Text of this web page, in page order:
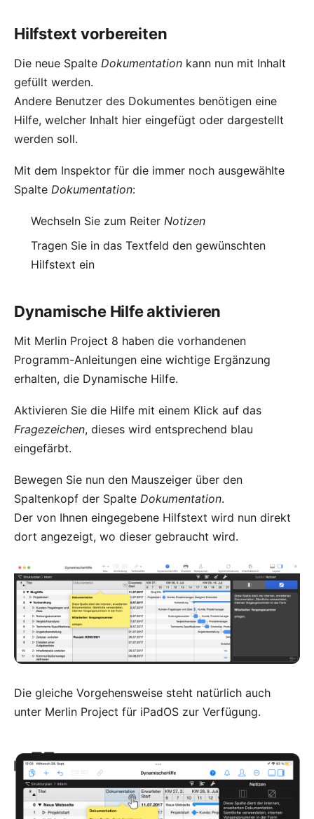
Hilfstext vorbereiten
Die neue Spalte Dokumentation kann nun mit Inhalt
gefüllt werden.
Andere Benutzer des Dokumentes benötigen eine
Hilfe, welcher Inhalt hier eingefügt oder dargestellt
werden soll.
Mit dem Inspektor für die immer noch ausgewählte
Spalte Dokumentation:
Wechseln Sie zum Reiter Notizen
Tragen Sie in das Textfeld den gewünschten
Hilfstext ein
Dynamische Hilfe aktivieren
Mit Merlin Project 8 haben die vorhandenen
Programm-Anleitungen eine wichtige Ergänzung
erhalten, die Dynamische Hilfe.
Aktivieren Sie die Hilfe mit einem Klick auf das
Fragezeichen, dieses wird entsprechend blau
eingefärbt.
Bewegen Sie nun den Mauszeiger über den
Spaltenkopf der Spalte Dokumentation.
Der von Ihnen eingegebene Hilfstext wird nun direkt
dort angezeigt, wo dieser gebraucht wird.
Die gleiche Vorgehensweise steht natürlich auch
unter Merlin Project für iPadOS zur Verfügung.